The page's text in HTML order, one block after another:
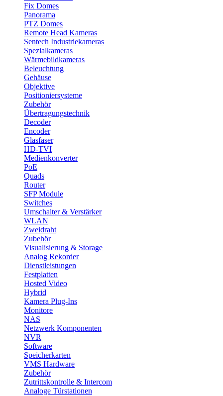
Fix Domes
Panorama
PTZ Domes
Remote Head Kameras
Sentech Industriekameras
Spezialkameras
Wärmebildkameras
Beleuchtung
Gehäuse
Objektive
Positioniersysteme
Zubehör
Übertragungstechnik
Decoder
Encoder
Glasfaser
HD-TVI
Medienkonverter
PoE
Quads
Router
SFP Module
Switches
Umschalter & Verstärker
WLAN
Zweidraht
Zubehör
Visualisierung & Storage
Analog Rekorder
Dienstleistungen
Festplatten
Hosted Video
Hybrid
Kamera Plug-Ins
Monitore
NAS
Netzwerk Komponenten
NVR
Software
Speicherkarten
VMS Hardware
Zubehör
Zutrittskontrolle & Intercom
Analoge Türstationen